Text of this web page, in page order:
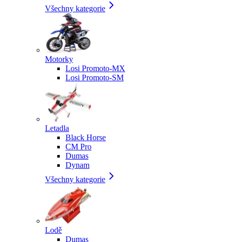
Všechny kategorie
Motorky
Losi Promoto-MX
Losi Promoto-SM
Letadla
Black Horse
CM Pro
Dumas
Dynam
Všechny kategorie
Lodě
Dumas